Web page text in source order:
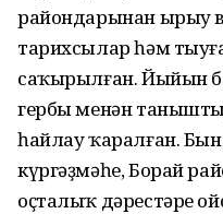
райондарынан ырыу
тарихсылар һәм
саҡырылған. Йыйын
гербы менән
һайлау ҡаралған.
күргәҙмәһе, Борай
оҫталыҡ дәрестәре